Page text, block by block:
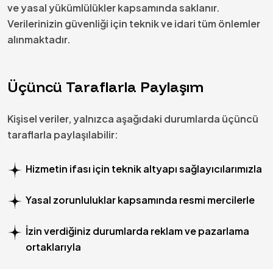
ve yasal yükümlülükler kapsamında saklanır.
Verilerinizin güvenliği için teknik ve idari tüm önlemler
alınmaktadır.
Üçüncü Taraflarla Paylaşım
Kişisel veriler, yalnızca aşağıdaki durumlarda üçüncü
taraflarla paylaşılabilir:
Hizmetin ifası için teknik altyapı sağlayıcılarımızla
Yasal zorunluluklar kapsamında resmi mercilerle
İzin verdiğiniz durumlarda reklam ve pazarlama
ortaklarıyla